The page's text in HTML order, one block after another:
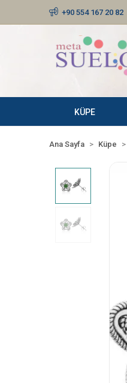
+90 554 167 20 82
KÜPE
Ana Sayfa Küpe